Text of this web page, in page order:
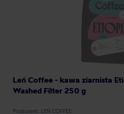
Leń Coffee - kawa ziarnista
Washed Filter 250 g
Producent: LEŃ COFFEE